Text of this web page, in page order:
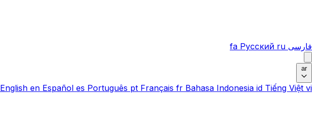
فارسی fa Русский ru
ar
English en Español es Português pt Français fr Bahasa Indonesia id Tiếng Việt vi